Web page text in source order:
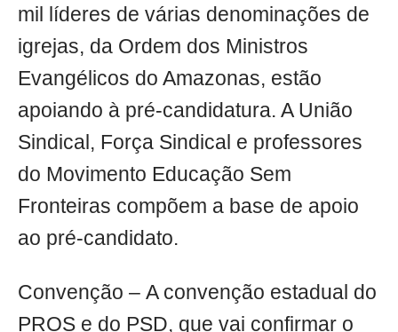
mil líderes de várias denominações de
igrejas, da Ordem dos Ministros
Evangélicos do Amazonas, estão
apoiando à pré-candidatura. A União
Sindical, Força Sindical e professores
do Movimento Educação Sem
Fronteiras compõem a base de apoio
ao pré-candidato.
Convenção – A convenção estadual do
PROS e do PSD, que vai confirmar o